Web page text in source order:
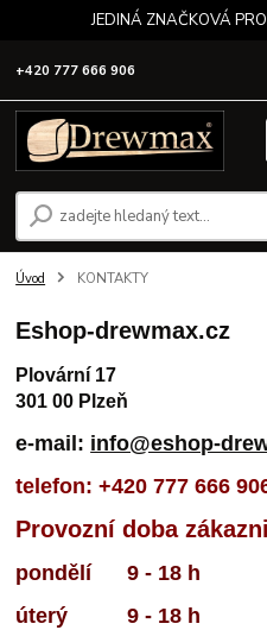
JEDINÁ ZNAČKOVÁ
+420 777 666 906
Úvod KONTAKTY
Eshop-drewmax.cz
Plovární 17
301 00 Plzeň
e-mail: info@eshop-
telefon: +420 777 666
Provozní doba
pondělí 9 - 18 h
úterý 9 - 18 h